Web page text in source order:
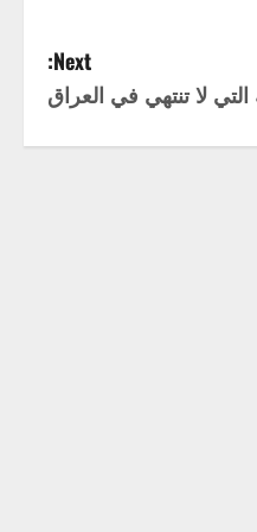
Next:
لا تنتهي في العراق